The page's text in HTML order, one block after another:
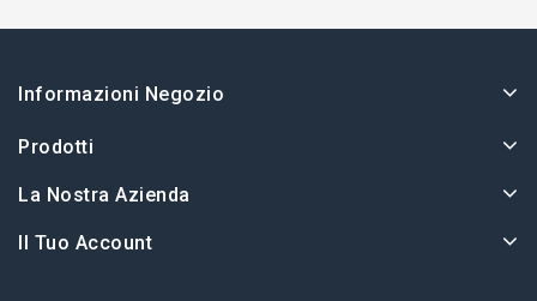
Informazioni Negozio
Prodotti
La Nostra Azienda
Il Tuo Account